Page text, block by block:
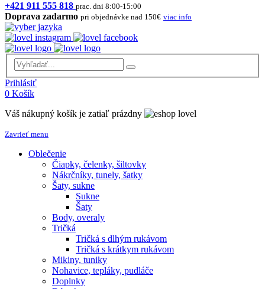
+421 911 555 818 prac. dni 8:00-15:00
Doprava zadarmo pri objednávke nad 150€ viac info
Prihlásiť
0 Košík
Váš nákupný košík je zatiaľ prázdny
Zavrieť menu
Oblečenie
Čiapky, čelenky, šiltovky
Nákrčníky, tunely, šatky
Šaty, sukne
Sukne
Šaty
Body, overaly
Tričká
Tričká s dlhým rukávom
Tričká s krátkym rukávom
Mikiny, tuniky
Nohavice, tepláky, pudláče
Doplnky